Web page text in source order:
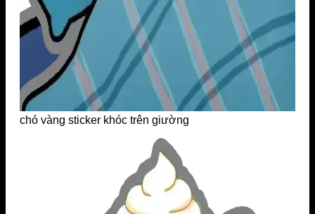
chó vàng sticker khóc trên giường